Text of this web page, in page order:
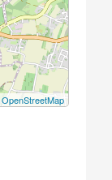
OpenStreetMap